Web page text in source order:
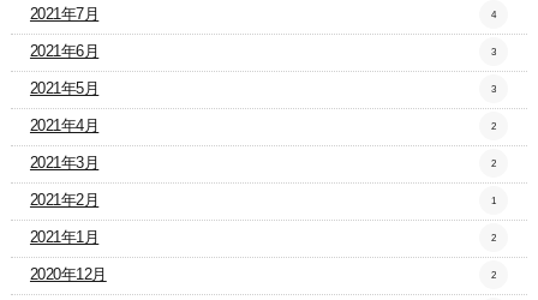
2021年7月 4
2021年6月 3
2021年5月 3
2021年4月 2
2021年3月 2
2021年2月 1
2021年1月 2
2020年12月 2